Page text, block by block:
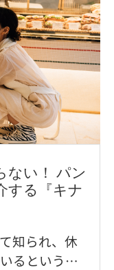
ない！ パン
する『キナ
知られ、休
るという木